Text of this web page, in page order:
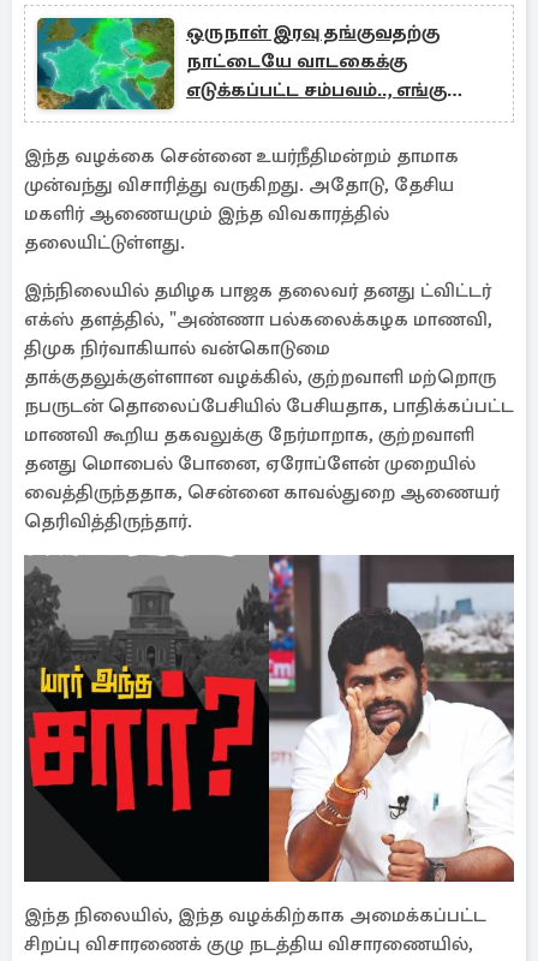
ஒருநாள் இரவு தங்குவதற்கு
நாட்டையே வாடகைக்கு
எடுக்கப்பட்ட சம்பவம்.., எங்கு
நடந்தது தெரியுமா?
இந்த வழக்கை சென்னை உயர்நீதிமன்றம் தாமாக
முன்வந்து விசாரித்து வருகிறது. அதோடு, தேசிய
மகளிர் ஆணையமும் இந்த விவகாரத்தில்
தலையிட்டுள்ளது.
இந்நிலையில் தமிழக பாஜக தலைவர் தனது ட்விட்டர்
எக்ஸ் தளத்தில், "அண்ணா பல்கலைக்கழக மாணவி,
திமுக நிர்வாகியால் வன்கொடுமை
தாக்குதலுக்குள்ளான வழக்கில், குற்றவாளி மற்றொரு
நபருடன் தொலைப்பேசியில் பேசியதாக, பாதிக்கப்பட்ட
மாணவி கூறிய தகவலுக்கு நேர்மாறாக, குற்றவாளி
தனது மொபைல் போனை, ஏரோப்ளேன் முறையில்
வைத்திருந்ததாக, சென்னை காவல்துறை ஆணையர்
தெரிவித்திருந்தார்.
இந்த நிலையில், இந்த வழக்கிற்காக அமைக்கப்பட்ட
சிறப்பு விசாரணைக் குழு நடத்திய விசாரணையில்,